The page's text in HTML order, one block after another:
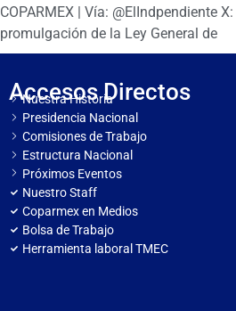
COPARMEX | Vía: @ElIndpendiente
promulgación de la Ley General de
Accesos Directos
Nuestra Historia
Presidencia Nacional
Comisiones de Trabajo
Estructura Nacional
Próximos Eventos
Nuestro Staff
Coparmex en Medios
Bolsa de Trabajo
Herramienta laboral TMEC